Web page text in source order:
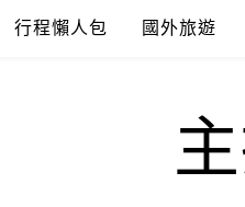
行程懶人包 國外旅遊